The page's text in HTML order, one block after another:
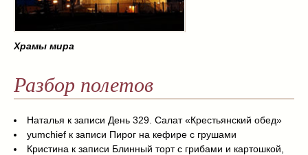
Храмы мира
Разбор полетов
Наталья к записи День 329. Салат «Крестьянский обед»
yumchief к записи Пирог на кефире с грушами
Кристина к записи Блинный торт с грибами и картошкой,